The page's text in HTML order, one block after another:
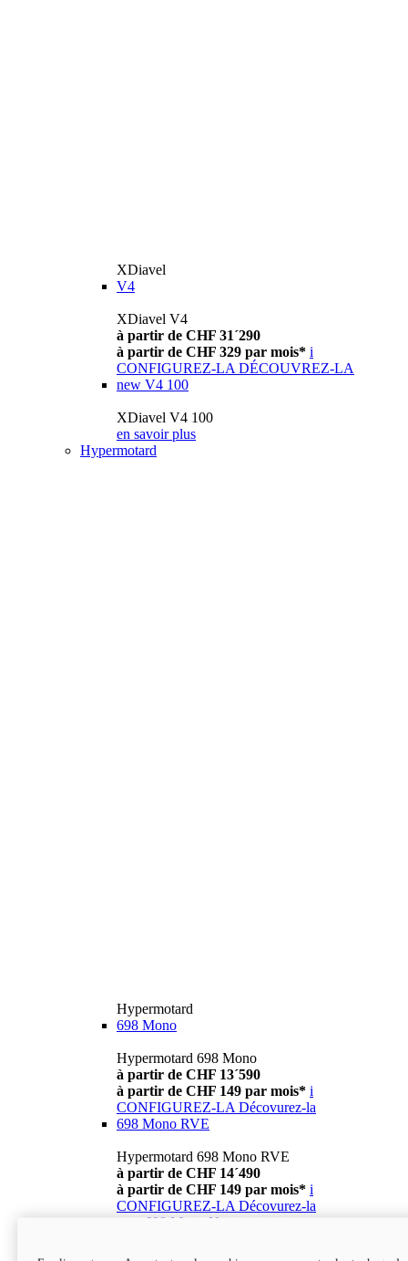
XDiavel
V4
XDiavel V4
à partir de CHF 31´290
à partir de CHF 329 par mois* i
CONFIGUREZ-LA DÉCOUVREZ-LA
new V4 100
XDiavel V4 100
en savoir plus
Hypermotard
Hypermotard
698 Mono
Hypermotard 698 Mono
à partir de CHF 13´590
à partir de CHF 149 par mois* i
CONFIGUREZ-LA Décovurez-la
698 Mono RVE
Hypermotard 698 Mono RVE
à partir de CHF 14´490
à partir de CHF 149 par mois* i
CONFIGUREZ-LA Décovurez-la
698 Mono Nera
Hypermotard 698 Mono Nera